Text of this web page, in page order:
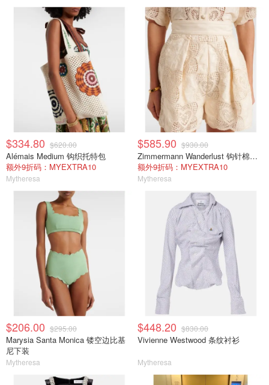
$334.80 $620.00
Alémais Medium 钩织托特包
额外9折码：MYEXTRA10
Mytheresa
$585.90 $930.00
Zimmermann Wanderlust 钩针棉混纺短裤 白色
额外9折码：MYEXTRA10
Mytheresa
$206.00 $295.00
Marysia Santa Monica 镂空边比基
尼下装
Mytheresa
$448.20 $830.00
Vivienne Westwood 条纹衬衫
Mytheresa